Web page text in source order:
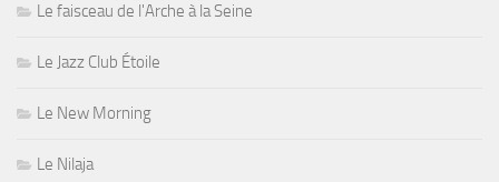
Le faisceau de l'Arche à la Seine
Le Jazz Club Étoile
Le New Morning
Le Nilaja